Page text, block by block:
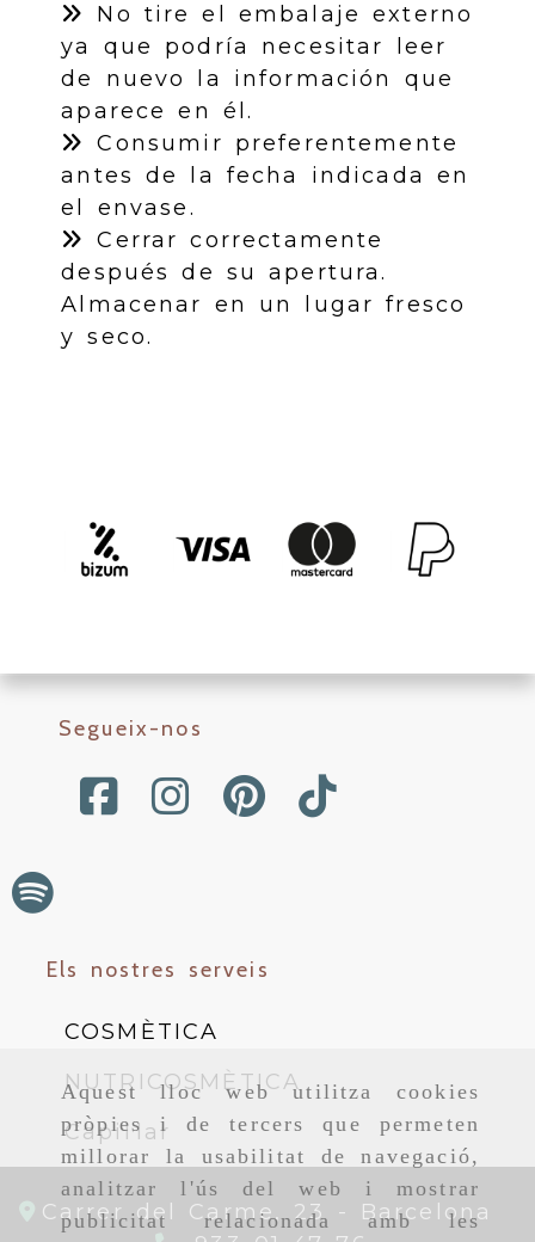
Aquest lloc web utilitza cookies
pròpies i de tercers que permeten
millorar la usabilitat de navegació,
analitzar l'ús del web i mostrar
publicitat relacionada amb les
No tire el embalaje externo
ya que podría necesitar leer
de nuevo la información que
aparece en él.
Consumir preferentemente
antes de la fecha indicada en
el envase.
Cerrar correctamente
después de su apertura.
Almacenar en un lugar fresco
y seco.
Segueix-nos
Els nostres serveis
COSMÈTICA
NUTRICOSMÈTICA
Capil·lar
Carrer del Carme, 23 - Barcelona